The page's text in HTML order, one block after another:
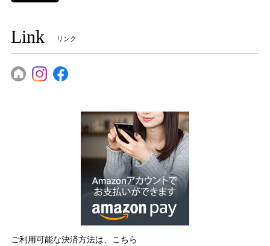
Link リンク
ご利用可能な決済方法は、こちら